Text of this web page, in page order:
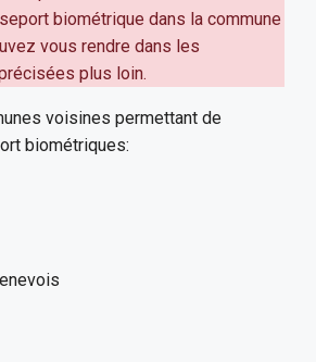
biométrique dans la commune
vous rendre dans les
plus loin.
voisines permettant de
biométriques: